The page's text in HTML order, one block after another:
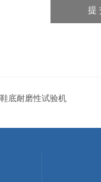
鞋底耐磨性试验机